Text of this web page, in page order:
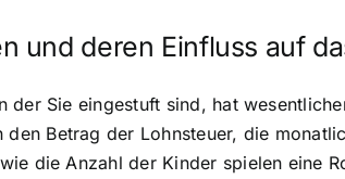
und deren Einfluss auf
der Sie eingestuft sind, hat
den Betrag der Lohnsteuer, die
die Anzahl der Kinder spielen eine